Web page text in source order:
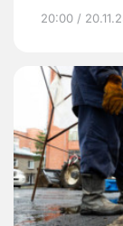
20:00 /